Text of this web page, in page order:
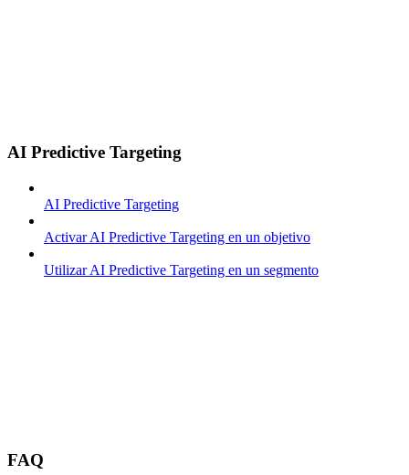
AI Predictive Targeting
AI Predictive Targeting
Activar AI Predictive Targeting en un objetivo
Utilizar AI Predictive Targeting en un segmento
FAQ